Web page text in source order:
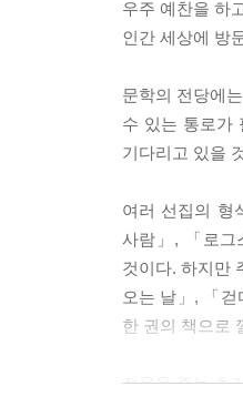
우주 예찬을 하
인간 세상에 방
문학의 전당에
수 있는 통로가
기다리고 있을
여러 선집의 형
사람」, 「로그
것이다. 하지만
오는 날」, 「
한 권의 책으로
전율을 주는 초